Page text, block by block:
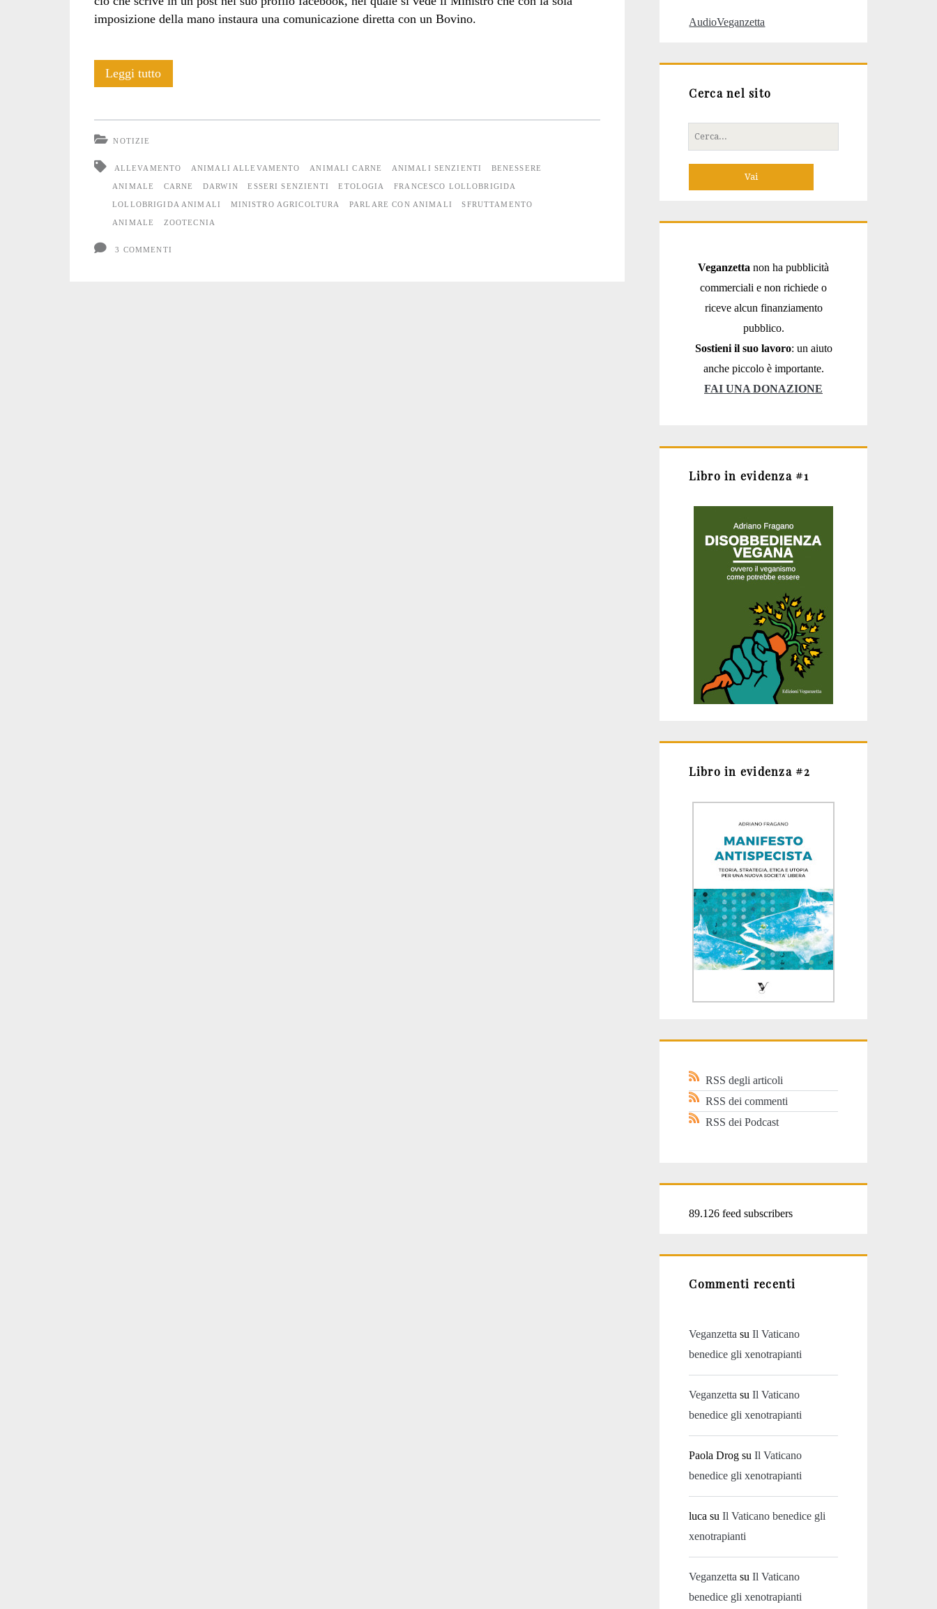
imposizione della mano instaura una comunicazione diretta con un Bovino.
Leggi tuttoParla
NOTIZIE
ALLEVAMENTO ANIMALI ALLEVAMENTO ANIMALI CARNE ANIMALI SENZIENTI BENESSERE
ANIMALE CARNE DARWIN ESSERI SENZIENTI ETOLOGIA FRANCESCO LOLLOBRIGIDA
LOLLOBRIGIDA ANIMALI MINISTRO AGRICOLTURA PARLARE CON ANIMALI SFRUTTAMENTO
ANIMALE ZOOTECNIA
3 COMMENTI
AudioVeganzetta
Cerca nel sito
Cerca
per:
Veganzetta non ha pubblicità
commerciali e non richiede o
riceve alcun finanziamento
pubblico.
Sostieni il suo lavoro: un aiuto
anche piccolo è importante.
FAI UNA DONAZIONE
Libro in evidenza #1
Libro in evidenza #2
RSS degli articoli
RSS dei commenti
RSS dei Podcast
89.126 feed subscribers
Commenti recenti
Veganzetta suIl Vaticano
benedice gli xenotrapianti
Veganzetta suIl Vaticano
benedice gli xenotrapianti
Paola Drog suIl Vaticano
benedice gli xenotrapianti
luca suIl Vaticano benedice gli
xenotrapianti
Veganzetta suIl Vaticano
benedice gli xenotrapianti